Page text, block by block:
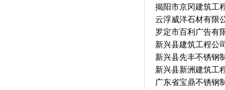
揭阳市京冈建筑工
云浮威洋石材有限
罗定市百利广告有
新兴县建筑工程公
新兴县先丰不锈钢
新兴县新洲建筑工
广东省宝鼎不锈钢